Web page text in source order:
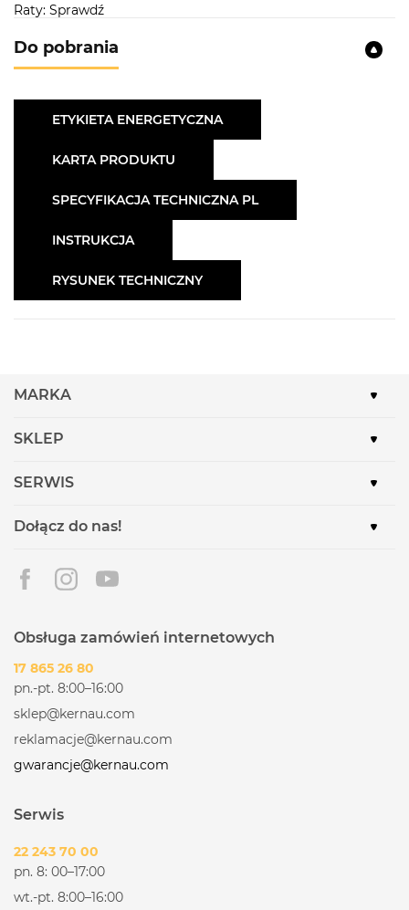
Raty: Sprawdź
Do pobrania
ETYKIETA ENERGETYCZNA
KARTA PRODUKTU
SPECYFIKACJA TECHNICZNA PL
INSTRUKCJA
RYSUNEK TECHNICZNY
MARKA
SKLEP
SERWIS
Dołącz do nas!
Obsługa zamówień internetowych
17 865 26 80
pn.-pt. 8:00–16:00
sklep@kernau.com
reklamacje@kernau.com
gwarancje@kernau.com
Serwis
22 243 70 00
pn. 8: 00–17:00
wt.-pt. 8:00–16:00